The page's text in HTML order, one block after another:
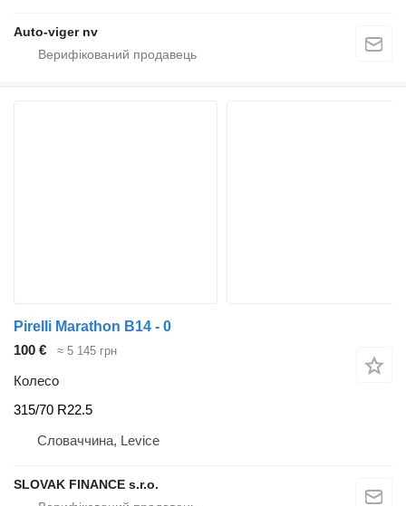
Auto-viger nv
Pirelli Marathon B14 - 0
100 €
≈ 5 145 грн
Колесо
315/70 R22.5
Словаччина, Levice
SLOVAK FINANCE s.r.o.